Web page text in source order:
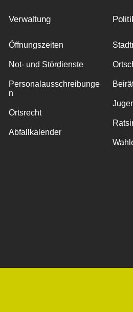
Verwaltung
Öffnungszeiten
Not- und Stördienste
Personalausschreibunge
n
Ortsrecht
Abfallkalender